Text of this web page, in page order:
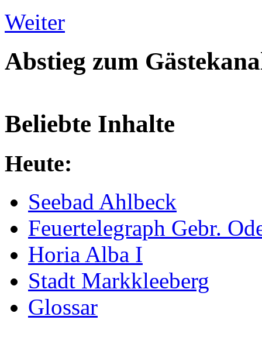
Weiter
Abstieg zum
Beliebte Inhalte
Heute:
Seebad Ahlbeck
Feuertelegraph Gebr.
Horia Alba I
Stadt Markkleeberg
Glossar